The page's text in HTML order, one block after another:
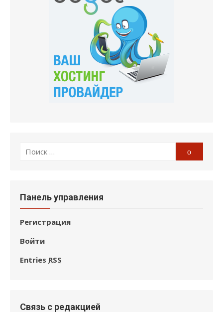
Поиск
Поиск
Панель управления
Регистрация
Войти
Entries RSS
Связь с редакцией